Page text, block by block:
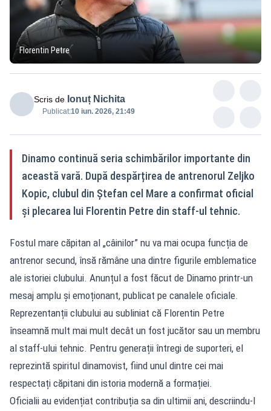
Florentin Petre
Scris de Ionuț Nichita
Publicat:10 iun. 2026, 21:49
Dinamo continuă seria schimbărilor importante din
această vară. După despărțirea de antrenorul Zeljko
Kopic, clubul din Ștefan cel Mare a confirmat oficial
și plecarea lui Florentin Petre din staff-ul tehnic.
Fostul mare căpitan al „câinilor” nu va mai ocupa funcția de
antrenor secund, însă rămâne una dintre figurile emblematice
ale istoriei clubului. Anunțul a fost făcut de Dinamo printr-un
mesaj amplu și emoționant, publicat pe canalele oficiale.
Reprezentanții clubului au subliniat că Florentin Petre
înseamnă mult mai mult decât un fost jucător sau un membru
al staff-ului tehnic. Pentru generații întregi de suporteri, el
reprezintă spiritul dinamovist, fiind unul dintre cei mai
respectați căpitani din istoria modernă a formației.
Oficialii au evidențiat contribuția sa din ultimii ani, descriindu-l